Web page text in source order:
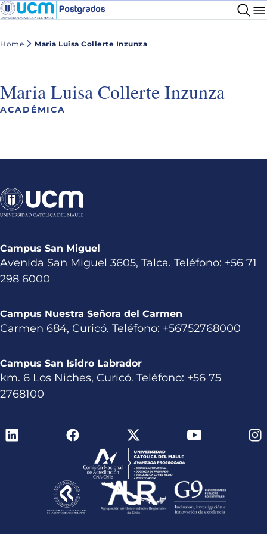
Home Maria Luisa Collerte Inzunza
Maria Luisa Collerte Inzunza
ACADÉMICA
Campus San Miguel
Avenida San Miguel 3605, Talca. Teléfono: +56 71
298 6000
Campus Nuestra Señora del Carmen
Carmen 684, Curicó. Teléfono: +56752768000
Campus San Isidro Labrador
km. 6 Los Niches, Curicó. Teléfono: +56 75
2768100